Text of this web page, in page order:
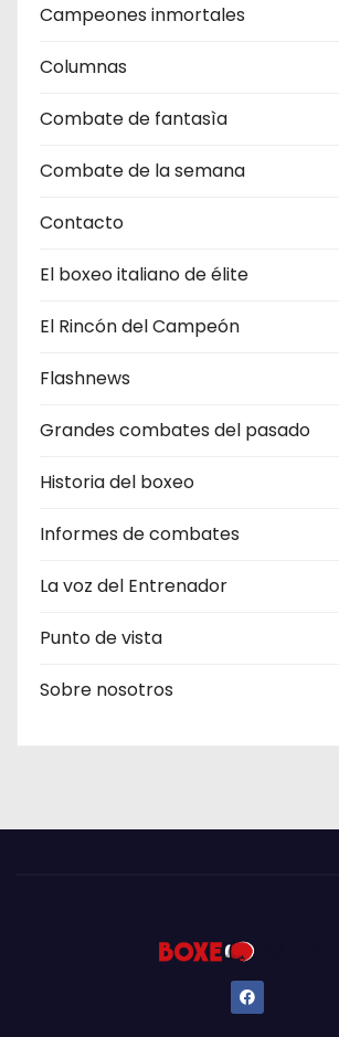
Campeones inmortales
Columnas
Combate de fantasìa
Combate de la semana
Contacto
El boxeo italiano de élite
El Rincón del Campeón
Flashnews
Grandes combates del pasado
Historia del boxeo
Informes de combates
La voz del Entrenador
Punto de vista
Sobre nosotros